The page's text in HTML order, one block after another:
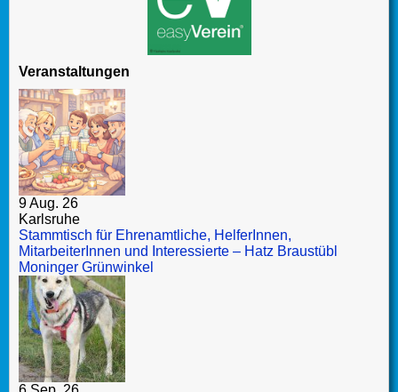
Veranstaltungen
9 Aug. 26
Karlsruhe
Stammtisch für Ehrenamtliche, HelferInnen,
MitarbeiterInnen und Interessierte – Hatz Braustübl
Moninger Grünwinkel